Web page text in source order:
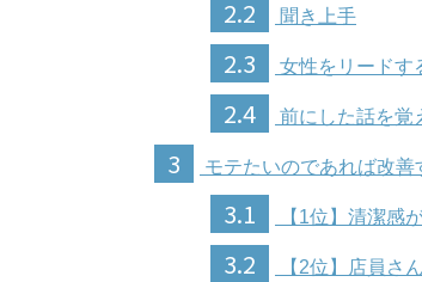
2.2 聞き上手
2.3 女性をリードす
2.4 前にした話を覚
3 モテたいのであれば改善
3.1 【1位】清潔感
3.2 【2位】店員さ